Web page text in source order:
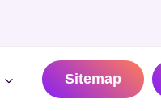
Sitemap